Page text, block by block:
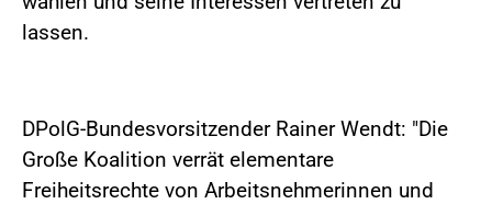
lassen.
DPolG-Bundesvorsitzender Rainer Wendt: "Die
Große Koalition verrät elementare
Freiheitsrechte von Arbeitsnehmerinnen und